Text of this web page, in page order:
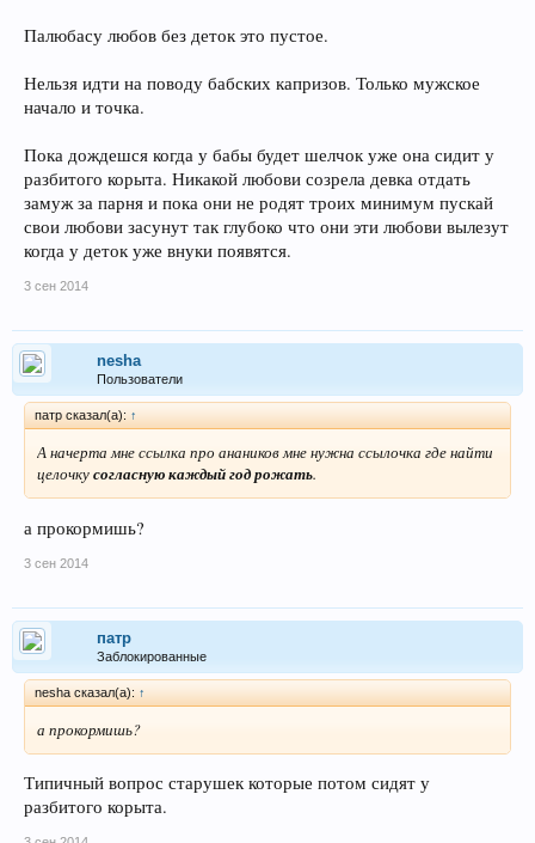
Палюбасу любов без деток это пустое.
Нельзя идти на поводу бабских капризов. Только мужское
начало и точка.
Пока дождешся когда у бабы будет шелчок уже она сидит у
разбитого корыта. Никакой любови созрела девка отдать
замуж за парня и пока они не родят троих минимум пускай
свои любови засунут так глубоко что они эти любови вылезут
когда у деток уже внуки появятся.
3 сен 2014
nesha
Пользователи
патр сказал(а): ↑
А начерта мне ссылка про анаников мне нужна ссылочка где найти
целочкусогласную каждый год рожать.
а прокормишь?
3 сен 2014
патр
Заблокированные
nesha сказал(а): ↑
а прокормишь?
Типичный вопрос старушек которые потом сидят у
разбитого корыта.